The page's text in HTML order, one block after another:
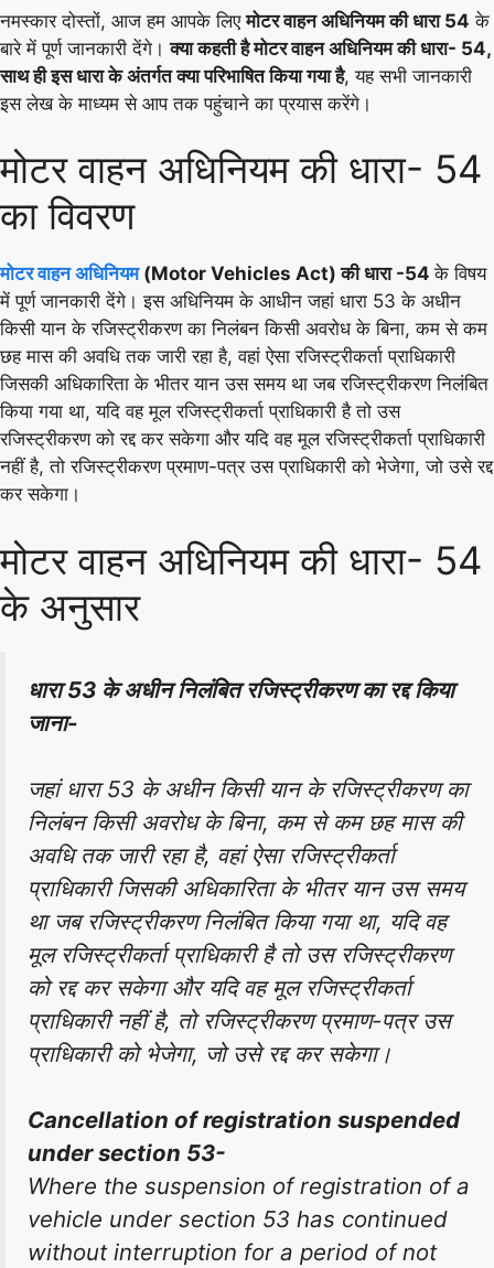
नमस्कार दोस्तों, आज हम आपके लिएमोटर वाहन अधिनियम की धारा 54 के
बारे में पूर्ण जानकारी देंगे।क्या कहती है मोटर वाहन अधिनियम की धारा- 54,
साथ ही इस धारा के अंतर्गत क्या परिभाषित किया गया है, यह सभी जानकारी
इस लेख के माध्यम से आप तक पहुंचाने का प्रयास करेंगे।
मोटर वाहन अधिनियम की धारा- 54
का विवरण
मोटर वाहन अधिनियम(Motor Vehicles Act) की धारा -54के विषय
में पूर्ण जानकारी देंगे। इस अधिनियम के आधीन जहां धारा 53 के अधीन
किसी यान के रजिस्ट्रीकरण का निलंबन किसी अवरोध के बिना, कम से कम
छह मास की अवधि तक जारी रहा है, वहां ऐसा रजिस्ट्रीकर्ता प्राधिकारी
जिसकी अधिकारिता के भीतर यान उस समय था जब रजिस्ट्रीकरण निलंबित
किया गया था, यदि वह मूल रजिस्ट्रीकर्ता प्राधिकारी है तो उस
रजिस्ट्रीकरण को रद्द कर सकेगा और यदि वह मूल रजिस्ट्रीकर्ता प्राधिकारी
नहीं है, तो रजिस्ट्रीकरण प्रमाण-पत्र उस प्राधिकारी को भेजेगा, जो उसे रद्द
कर सकेगा।
मोटर वाहन अधिनियम की धारा- 54
के अनुसार
धारा 53 के अधीन निलंबित रजिस्ट्रीकरण का रद्द किया
जाना-
जहां धारा 53 के अधीन किसी यान के रजिस्ट्रीकरण का
निलंबन किसी अवरोध के बिना, कम से कम छह मास की
अवधि तक जारी रहा है, वहां ऐसा रजिस्ट्रीकर्ता
प्राधिकारी जिसकी अधिकारिता के भीतर यान उस समय
था जब रजिस्ट्रीकरण निलंबित किया गया था, यदि वह
मूल रजिस्ट्रीकर्ता प्राधिकारी है तो उस रजिस्ट्रीकरण
को रद्द कर सकेगा और यदि वह मूल रजिस्ट्रीकर्ता
प्राधिकारी नहीं है, तो रजिस्ट्रीकरण प्रमाण-पत्र उस
प्राधिकारी को भेजेगा, जो उसे रद्द कर सकेगा।
Cancellation of registration suspended
under section 53-
Where the suspension of registration of a
vehicle under section 53 has continued
without interruption for a period of not